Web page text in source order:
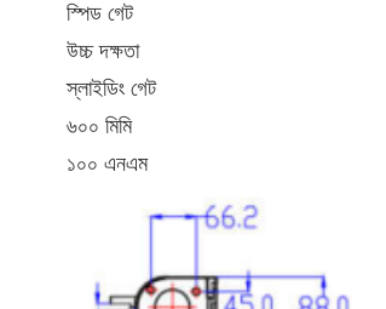
স্পিড গেট
উচ্চ দক্ষতা
স্লাইডিং গেট
৬০০ মিমি
১০০ এনএম